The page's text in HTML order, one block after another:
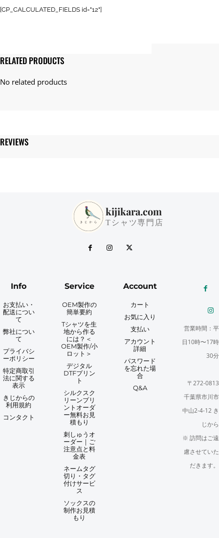
[CP_CALCULATED_FIELDS id="12"]
RELATED PRODUCTS
REVIEWS
kijikara.com
Tシャツ専門店
Info
お支払い・
配送につい
て
弊社につい
て
プライバシ
ーポリシー
特定商取引
法に関する
表示
きじからの
利用規約
コンタクト
Service
OEM製作の
簡単要約
Tシャツを生
地から作る
には？＜
OEM製作/小
ロット＞
デジタル
DTFプリン
ト
シルクスク
リーンプリ
ントオーダ
ー無料お見
積もり
刺しゅうオ
ーダー｜ご
注意点と料
金表
ネームタグ
切り・タグ
付けサービ
ス
ソックスの
制作お見積
もり
Account
カート
お気に入り
支払い
アカウント
詳細
パスワード
を忘れた場
合
Q&A
営業時間：平
日10時〜17時
30分
〒272-0813
千葉県市川市
中山2-4-12 き
じから
※ 訪問はご遠
慮させていた
だきます。